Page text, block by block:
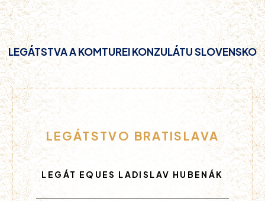
LEGÁTSTVA A KOMTUREI KONZULÁTU SLOVENSKO
LEGÁTSTVO BRATISLAVA
LEGÁT EQUES LADISLAV HUBENÁK